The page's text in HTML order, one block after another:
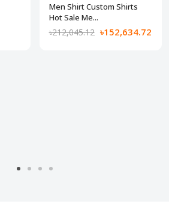
Men Shirt Custom Shirts
Hot Sale Me...
৳212,045.12 ৳152,634.72